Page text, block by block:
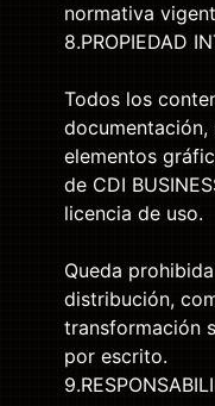
normativa
8.PROPIEDAD
Todos los
elementos
de CDI
licencia de uso.
Queda
distribución,
transformación
por escrito.